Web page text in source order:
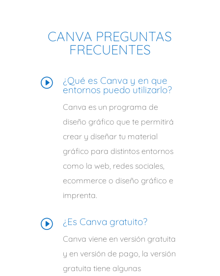
CANVA PREGUNTAS
FRECUENTES
I ¿Qué es Canva y en que
entornos puedo utilizarlo?
Canva es un programa de
diseño gráfico que te permitirá
crear y diseñar tu material
gráfico para distintos entornos
como la web, redes sociales,
ecommerce o diseño gráfico e
imprenta.
I ¿Es Canva gratuito?
Canva viene en versión gratuita
y en versión de pago, la versión
gratuita tiene algunas